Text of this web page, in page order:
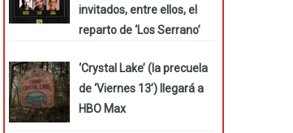
invitados, entre ellos, el
reparto de ‘Los Serrano’
‘Crystal Lake’ (la precuela
de ‘Viernes 13’) llegará a
HBO Max